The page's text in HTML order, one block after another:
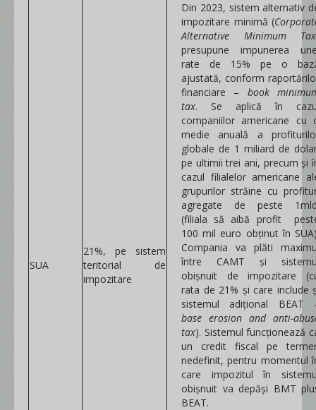
SUA
21%, pe sistem
teritorial de
impozitare
Din 2023, sistem alternativ
impozitare minimă (
Alternative Minimum Tax
presupune impunerea
rate de 15% pe o
ajustată, conform
financiare – book
tax. Se aplică în
companiilor americane cu
medie anuală a
globale de 1 miliard de
pe ultimii trei ani, precum și
cazul filialelor americane
grupurilor străine cu
agregate de peste
(filiala să aibă profit
100 mil euro obținut în
Compania va plăti
între CAMT și
obișnuit de impozitare
rata de 21% și care include
sistemul adițional BEAT
base erosion and anti-
tax). Sistemul funcționează
un credit fiscal pe
nedefinit, pentru momentul
care impozitul în
obișnuit va depăși BMT
BEAT.